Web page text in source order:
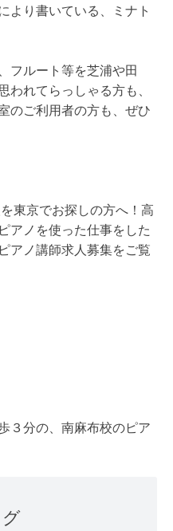
より書いている、ミナト
フルート等を芝浦や田
れてらっしゃる方も、
のご利用者の方も、ぜひ
東京でお探しの方へ！高
アノを使った仕事をした
アノ講師求人募集をご覧
３分の、南麻布校のピア